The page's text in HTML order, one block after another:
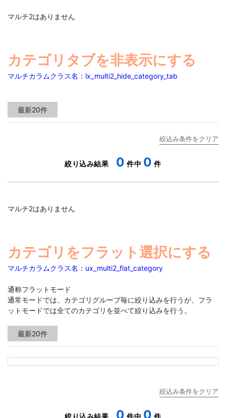
マルチ2はありません
カテゴリタブを非表示にする
マルチカラムクラス名：lx_multi2_hide_category_tab
0 0
マルチ2はありません
カテゴリをフラット選択にする
マルチカラムクラス名：ux_multi2_flat_category
通称フラットモード
通常モードでは、カテゴリグループ毎に絞り込みを行うが、フラ
ットモードでは全てのカテゴリを並べて絞り込みを行う。
0 0